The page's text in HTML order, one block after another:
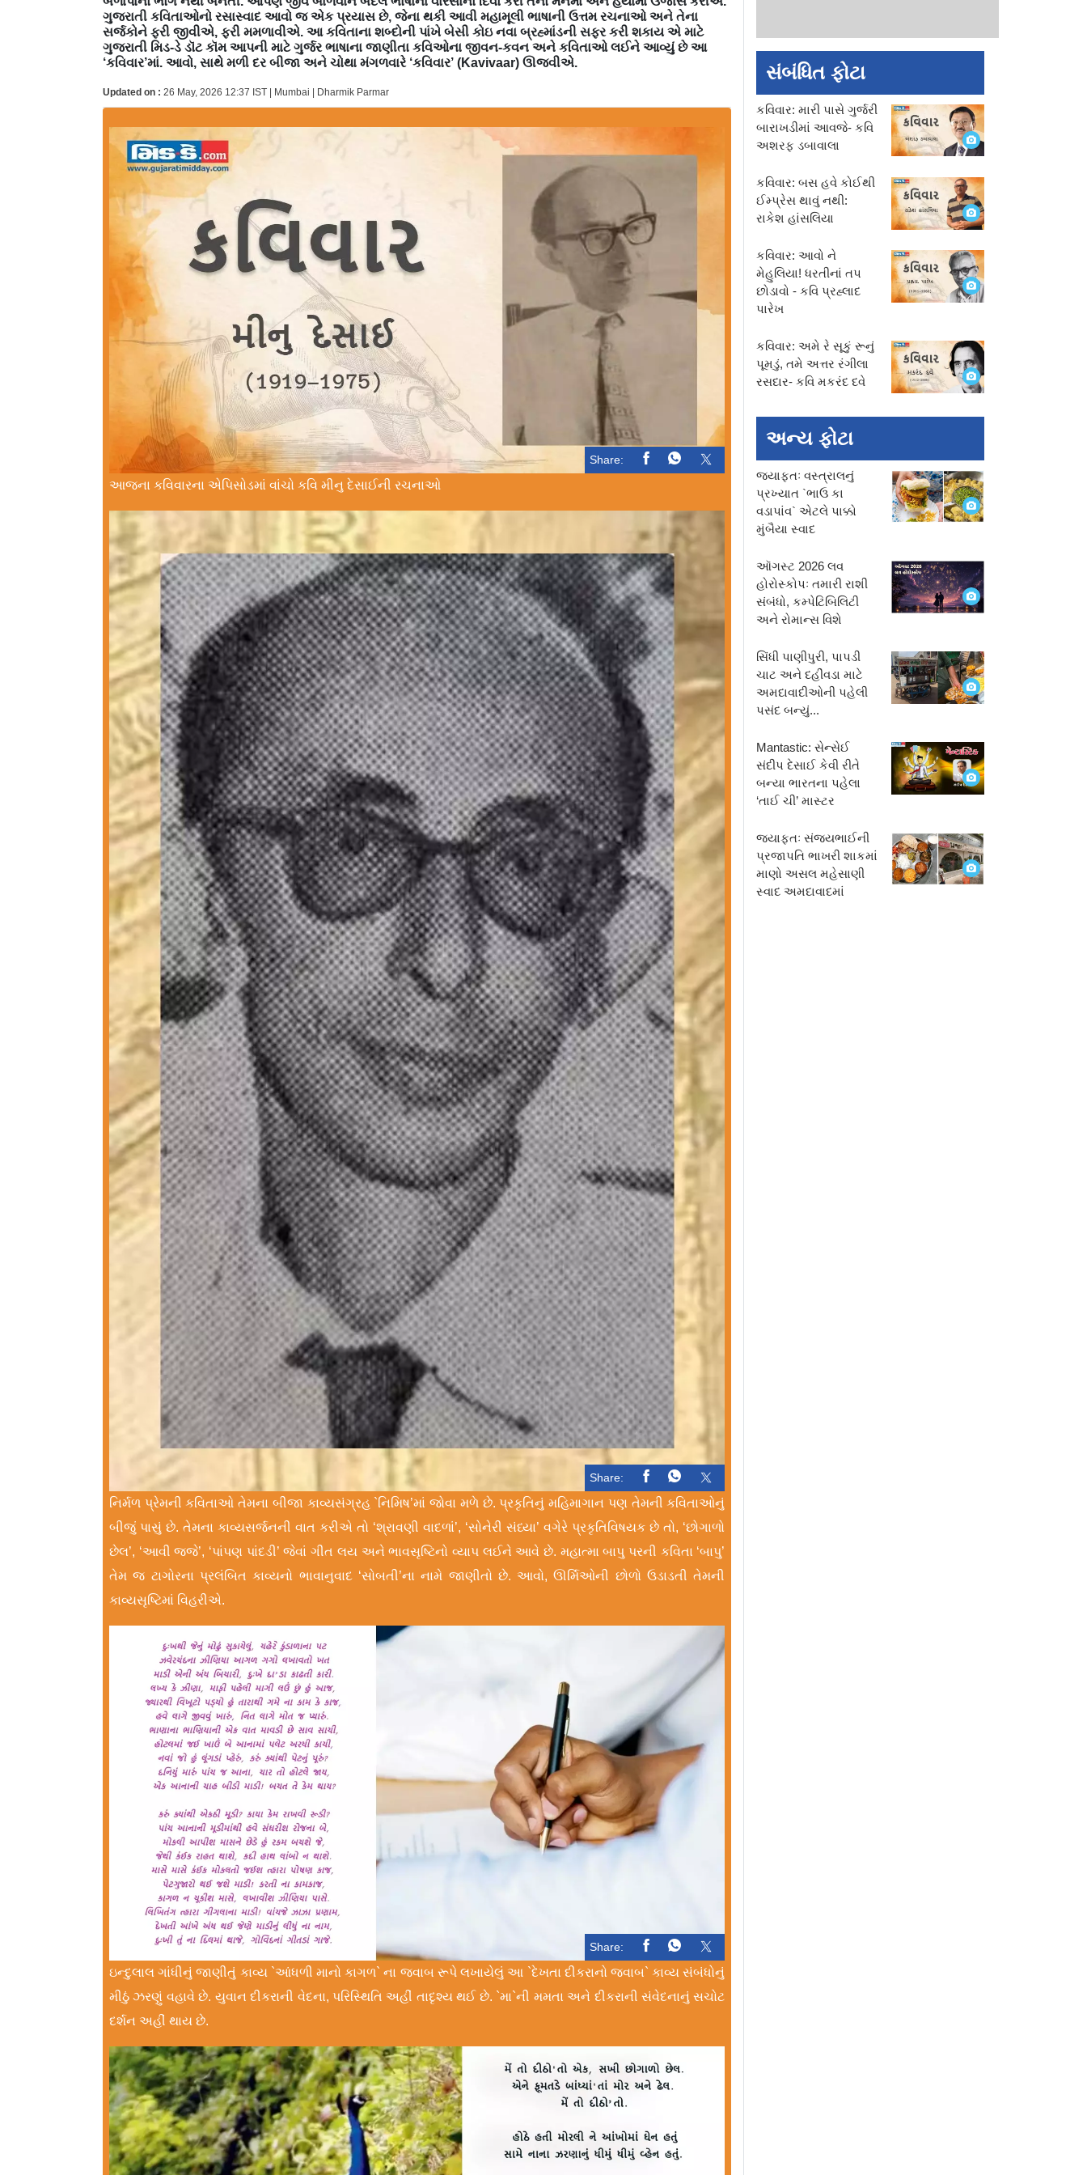
ગુજરાતી કવિતાઓનો રસાસ્વાદ આવો જ એક પ્રયાસ છે, જેના થકી આવી મહામૂલી ભાષાની ઉત્તમ રચનાઓ અને તેના
સર્જકોને ફરી જીવીએ, ફરી મમળાવીએ. આ કવિતાના શબ્દોની પાંખે બેસી કોઇ નવા બ્રહ્માંડની સફર કરી શકાય એ માટે
ગુજરાતી મિડ-ડે ડૉટ કૉમ આપની માટે ગુર્જર ભાષાના જાણીતા કવિઓના જીવન-કવન અને કવિતાઓ લઈને આવ્યું છે આ
‘કવિવાર’માં. આવો, સાથે મળી દર બીજા અને ચોથા મંગળવારે ‘કવિવાર’ (Kavivaar) ઊજવીએ.
Updated on : 26 May, 2026 12:37 IST | Mumbai | Dharmik Parmar
Share:
આજના કવિવારના એપિસોડમાં વાંચો કવિ મીનુ દેસાઈની રચનાઓ
Share:
નિર્મળ પ્રેમની કવિતાઓ તેમના બીજા કાવ્યસંગ્રહ `નિમિષ’માં જોવા મળે છે. પ્રકૃતિનું મહિમાગાન પણ તેમની કવિતાઓનું
બીજું પાસું છે. તેમના કાવ્યસર્જનની વાત કરીએ તો ‘શ્રાવણી વાદળાં’, ‘સોનેરી સંધ્યા’ વગેરે પ્રકૃતિવિષયક છે તો, ‘છોગાળો
છેલ’, ‘આવી જજે’, ‘પાંપણ પાંદડી’ જેવાં ગીત લય અને ભાવસૃષ્ટિનો વ્યાપ લઈને આવે છે. મહાત્મા બાપુ પરની કવિતા ‘બાપુ’
તેમ જ ટાગોરના પ્રલંબિત કાવ્યનો ભાવાનુવાદ ‘સોબતી’ના નામે જાણીતો છે. આવો, ઊર્મિઓની છોળો ઉડાડતી તેમની
કાવ્યસૃષ્ટિમાં વિહરીએ.
Share:
ઇન્દુલાલ ગાંધીનું જાણીતું કાવ્ય `આંધળી માનો કાગળ` ના જવાબ રૂપે લખાયેલું આ `દેખતા દીકરાનો જવાબ` કાવ્ય સંબંધોનું
મીઠું ઝરણું વહાવે છે. યુવાન દીકરાની વેદના, પરિસ્થિતિ અહીં તાદૃશ્ય થઈ છે. `મા`ની મમતા અને દીકરાની સંવેદનાનું સચોટ
દર્શન અહીં થાય છે.
સંબંધિત ફોટા
કવિવાર: મારી પાસે ગુર્જરી
બારાખડીમાં આવજે- કવિ
અશરફ ડબાવાલા
કવિવાર: બસ હવે કોઈથી
ઈમ્પ્રેસ થાવું નથી:
રાકેશ હાંસલિયા
કવિવાર: આવો ને
મેહુલિયા! ધરતીનાં તપ
છોડાવો - કવિ પ્રહ્લાદ
પારેખ
કવિવાર: અમે રે સૂકું રૂનું
પૂમડું, તમે અત્તર રંગીલા
રસદાર- કવિ મકરંદ દવે
અન્ય ફોટા
જ્યાફતઃ વસ્ત્રાલનું
પ્રખ્યાત `ભાઉ કા
વડાપાંવ` એટલે પાક્કો
મુંબૈયા સ્વાદ
ઑગસ્ટ 2026 લવ
હોરોસ્કોપઃ તમારી રાશી
સંબંધો, કમ્પેટિબિલિટી
અને રોમાન્સ વિશે
સિંધી પાણીપુરી, પાપડી
ચાટ અને દહીંવડા માટે
અમદાવાદીઓની પહેલી
પસંદ બન્યું...
Mantastic: સેન્સેઈ
સંદીપ દેસાઈ કેવી રીતે
બન્યા ભારતના પહેલા
‘તાઈ ચી’ માસ્ટર
જ્યાફતઃ સંજયભાઈની
પ્રજાપતિ ભાખરી શાકમાં
માણો અસલ મહેસાણી
સ્વાદ અમદાવાદમાં